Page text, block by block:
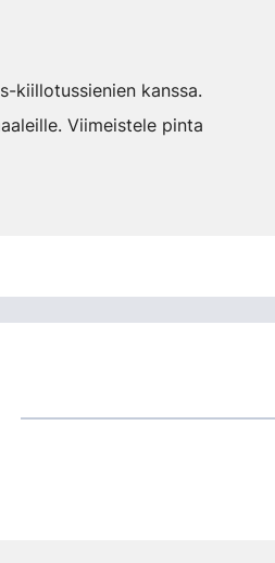
kiillotussienien kanssa.
Viimeistele pinta